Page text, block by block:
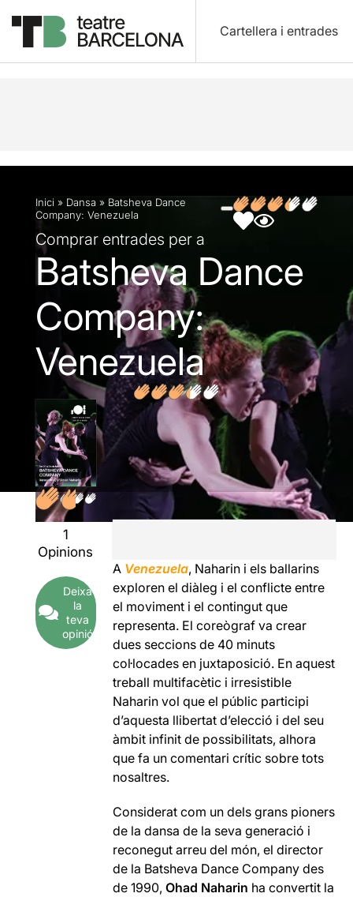
Cartellera i entrades
Descripció Fitxa artística Fotos i vídeos
Inici » Dansa » Batsheva Dance
Company: Venezuela
Comprar entrades per a
Batsheva Dance
Company:
Venezuela
1
Opinions
Deixa
la
teva
opinió
A Venezuela, Naharin i els ballarins
exploren el diàleg i el conflicte entre
el moviment i el contingut que
representa. El coreògraf va crear
dues seccions de 40 minuts
col·locades en juxtaposició. En aquest
treball multifacètic i irresistible
Naharin vol que el públic participi
d’aquesta llibertat d’elecció i del seu
àmbit infinit de possibilitats, alhora
que fa un comentari crític sobre tots
nosaltres.
Considerat com un dels grans pioners
de la dansa de la seva generació i
reconegut arreu del món, el director
de la Batsheva Dance Company des
de 1990,Ohad Naharin ha convertit la